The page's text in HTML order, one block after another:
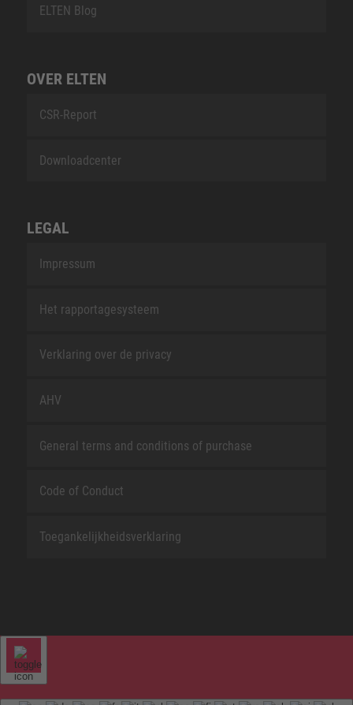
ELTEN Blog
OVER ELTEN
CSR-Report
Downloadcenter
LEGAL
Impressum
Het rapportagesysteem
Verklaring over de privacy
AHV
General terms and conditions of purchase
Code of Conduct
Toegankelijkheidsverklaring